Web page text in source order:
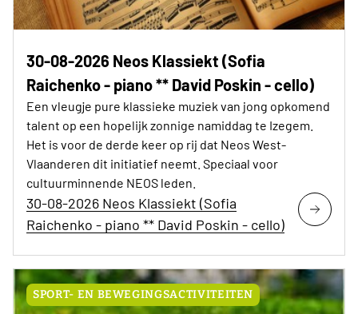
30-08-2026 Neos Klassiekt (Sofia
Raichenko - piano ** David Poskin - cello)
Een vleugje pure klassieke muziek van jong opkomend
talent op een hopelijk zonnige namiddag te Izegem.
Het is voor de derde keer op rij dat Neos West-
Vlaanderen dit initiatief neemt. Speciaal voor
cultuurminnende NEOS leden.
30-08-2026 Neos Klassiekt (Sofia
Raichenko - piano ** David Poskin - cello)
SPORT- EN BEWEGINGSACTIVITEITEN